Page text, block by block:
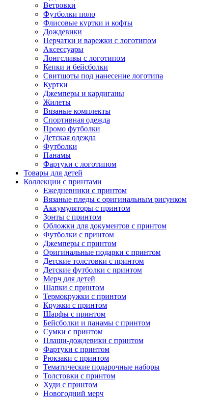
Ветровки
Футболки поло
Флисовые куртки и кофты
Дождевики
Перчатки и варежки с логотипом
Аксессуары
Лонгсливы с логотипом
Кепки и бейсболки
Свитшоты под нанесение логотипа
Куртки
Джемперы и кардиганы
Жилеты
Вязаные комплекты
Спортивная одежда
Промо футболки
Детская одежда
Футболки
Панамы
Фартуки с логотипом
Товары для детей
Коллекции с принтами
Ежедневники с принтом
Вязаные пледы с оригинальным рисунком
Аккумуляторы с принтом
Зонты с принтом
Обложки для документов с принтом
Футболки с принтом
Джемперы с принтом
Оригинальные подарки с принтом
Детские толстовки с принтом
Детские футболки с принтом
Мерч для детей
Шапки с принтом
Термокружки с принтом
Кружки с принтом
Шарфы с принтом
Бейсболки и панамы с принтом
Сумки с принтом
Плащи-дождевики с принтом
Фартуки с принтом
Рюкзаки с принтом
Тематические подарочные наборы
Толстовки с принтом
Худи с принтом
Новогодний мерч